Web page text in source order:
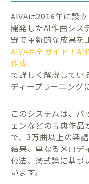
AIVAは2016年に設
開発したAI作曲シス
野で革新的な成果を
AIVA完全ガイド！AI
作成
で詳しく解説してい
ディープラーニング
このシステムは、バ
ェンなどの古典作品
で、3万曲以上の楽
結果、単なるメロデ
位法、楽式論に基づ
います。